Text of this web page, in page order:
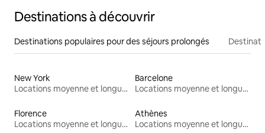
Destinations à découvrir
Destinations populaires pour des séjours prolongés
New York
Locations moyenne et longue durée
Barcelone
Locations moyenne et longue durée
Florence
Locations moyenne et longue durée
Athènes
Locations moyenne et longue durée